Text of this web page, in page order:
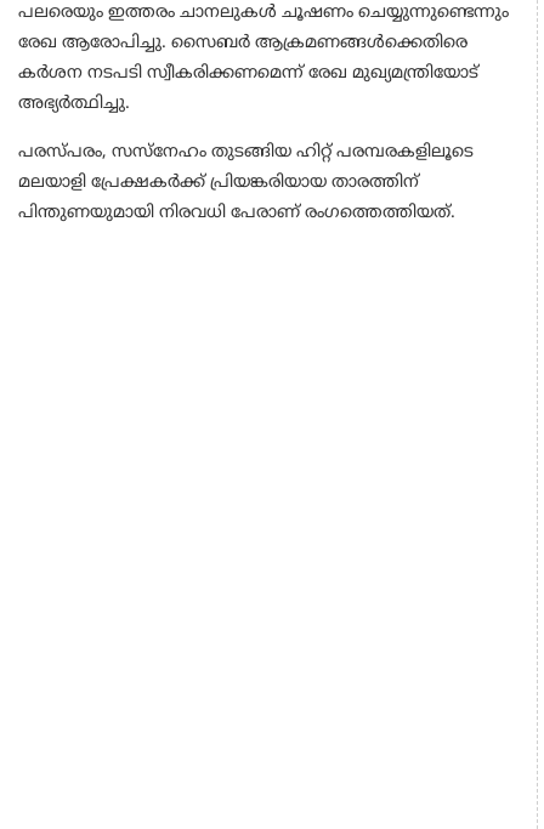
പലരെയും ഇത്തരം ചാനലുകൾ ചൂഷണം ചെയ്യുന്നുണ്ടെന്നും
രേഖ ആരോപിച്ചു. സൈബർ ആക്രമണങ്ങൾക്കെതിരെ
കർശന നടപടി സ്വീകരിക്കണമെന്ന് രേഖ മുഖ്യമന്ത്രിയോട്
അഭ്യർത്ഥിച്ചു.
പരസ്പരം, സസ്‌നേഹം തുടങ്ങിയ ഹിറ്റ് പരമ്പരകളിലൂടെ
മലയാളി പ്രേക്ഷകർക്ക് പ്രിയങ്കരിയായ താരത്തിന്
പിന്തുണയുമായി നിരവധി പേരാണ് രംഗത്തെത്തിയത്.